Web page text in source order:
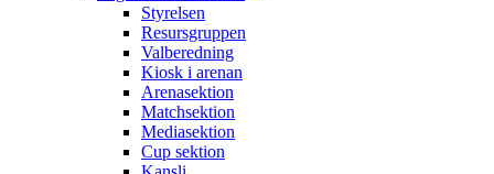
Styrelsen
Resursgruppen
Valberedning
Kiosk i arenan
Arenasektion
Matchsektion
Mediasektion
Cup sektion